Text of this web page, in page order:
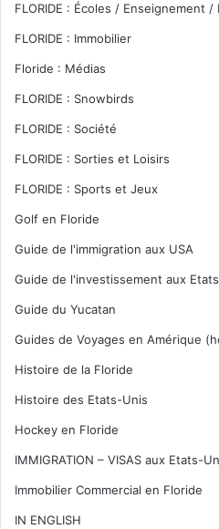
FLORIDE : Écoles / Enseignement /
FLORIDE : Immobilier
Floride : Médias
FLORIDE : Snowbirds
FLORIDE : Société
FLORIDE : Sorties et Loisirs
FLORIDE : Sports et Jeux
Golf en Floride
Guide de l'immigration aux USA
Guide de l'investissement aux
Guide du Yucatan
Guides de Voyages en Amérique
Histoire de la Floride
Histoire des Etats-Unis
Hockey en Floride
IMMIGRATION – VISAS aux Etats-
Immobilier Commercial en Floride
IN ENGLISH